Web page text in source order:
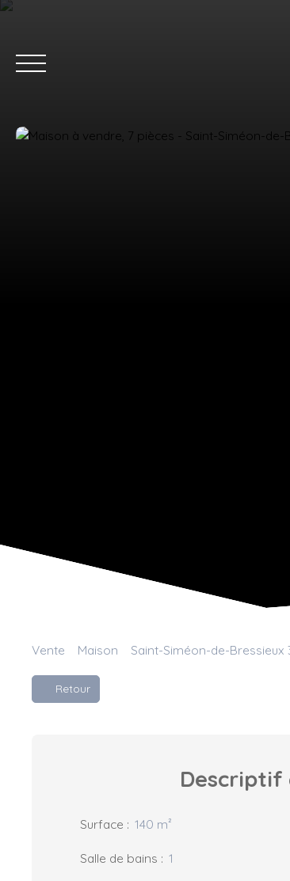
Vente Maison Saint-Siméon-de-Bressieux
Retour
Descriptif
Surface : 140 m²
Salle de bains : 1